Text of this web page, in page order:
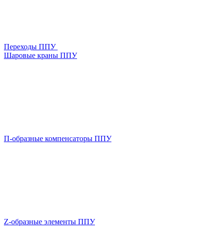
Переходы ППУ
Шаровые краны ППУ
П-образные компенсаторы ППУ
Z-образные элементы ППУ